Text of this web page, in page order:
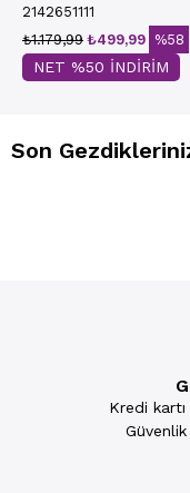
2142651111
₺499,99
₺1.179,99 %58
NET %50 İNDİRİM
Son
Kredi kartı